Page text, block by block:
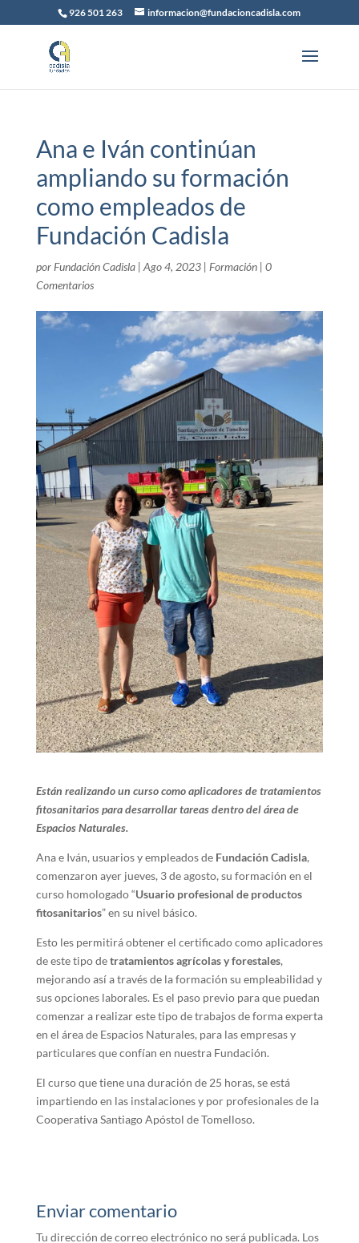
926 501 263 informacion@fundacioncadisla.com
Ana e Iván continúan
ampliando su formación
como empleados de
Fundación Cadisla
por Fundación Cadisla| Ago 4, 2023| Formación| 0
Comentarios
Están realizando un curso como aplicadores de tratamientos
fitosanitarios para desarrollar tareas dentro del área de
Espacios Naturales.
Ana e Iván, usuarios y empleados de Fundación Cadisla,
comenzaron ayer jueves, 3 de agosto, su formación en el
curso homologado “Usuario profesional de productos
fitosanitarios” en su nivel básico.
Esto les permitirá obtener el certificado como aplicadores
de este tipo detratamientos agrícolas y forestales,
mejorando así a través de la formación su empleabilidad y
sus opciones laborales. Es el paso previo para que puedan
comenzar a realizar este tipo de trabajos de forma experta
en el área de Espacios Naturales, para las empresas y
particulares que confían en nuestra Fundación.
El curso que tiene una duración de 25 horas, se está
impartiendo en las instalaciones y por profesionales de la
Cooperativa Santiago Apóstol de Tomelloso.
Enviar comentario
Tu dirección de correo electrónico no será publicada. Los